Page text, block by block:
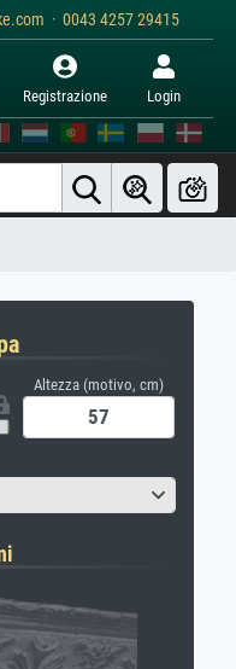
· 0043 4257 29415
Registrazione Login
Altezza (motivo, cm)